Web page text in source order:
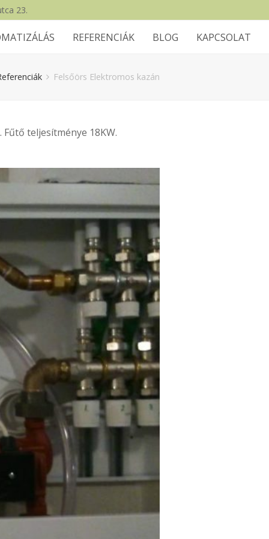
23.
REFERENCIÁK BLOG KAPCSOLAT
Felsőörs Elektromos kazán
teljesítménye 18KW.